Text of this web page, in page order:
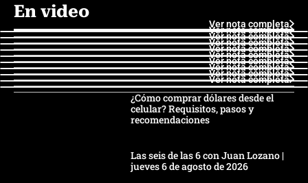
En video
Ver nota completa
Ver nota completa
Ver nota completa
Ver nota completa
Ver nota completa
Ver nota completa
Ver nota completa
Ver nota completa
Ver nota completa
Ver nota completa
¿Cómo comprar dólares desde el
celular? Requisitos, pasos y
recomendaciones
Las seis de las 6 con Juan Lozano |
jueves 6 de agosto de 2026